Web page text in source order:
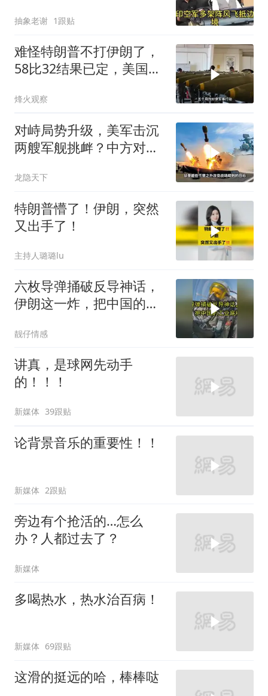
抽象老谢 1跟贴
难怪特朗普不打伊朗了，
58比32结果已定，美国专
烽火观察
对峙局势升级，美军击沉
两艘军舰挑衅？中方对美
龙隐天下
特朗普懵了！伊朗，突然
又出手了！
主持人璐璐lu
六枚导弹捅破反导神话，
伊朗这一炸，把中国的工
靓仔情感
讲真，是球网先动手
的！！！
新媒体 39跟贴
论背景音乐的重要性！！
新媒体 2跟贴
旁边有个抢活的…怎么
办？人都过去了？
新媒体
多喝热水，热水治百病！
新媒体 69跟贴
这滑的挺远的哈，棒棒哒